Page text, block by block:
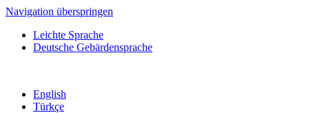
Navigation überspringen
Leichte Sprache
Deutsche Gebärdensprache
English
Türkçe